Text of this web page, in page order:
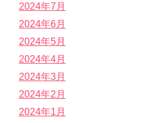
2024年7月
2024年6月
2024年5月
2024年4月
2024年3月
2024年2月
2024年1月